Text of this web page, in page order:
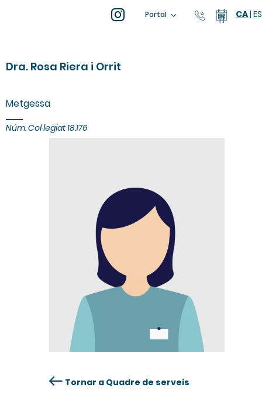
Portal 93 805 04
CA| ES
Dra. Rosa Riera i Orrit
Metgessa
Núm. Col·legiat18.176
Tornar a Quadre de serveis